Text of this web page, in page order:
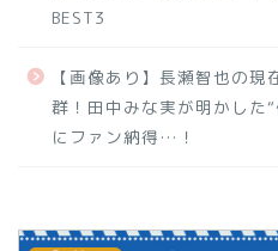
BEST3
【画像あり】長瀬智也の
群！田中みな実が明かした
にファン納得…！